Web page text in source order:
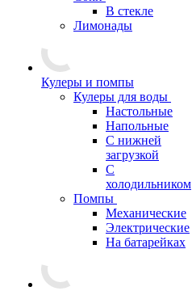
В стекле
Лимонады
Кулеры и помпы
Кулеры для воды
Настольные
Напольные
С нижней
загрузкой
С
холодильником
Помпы
Механические
Электрические
На батарейках